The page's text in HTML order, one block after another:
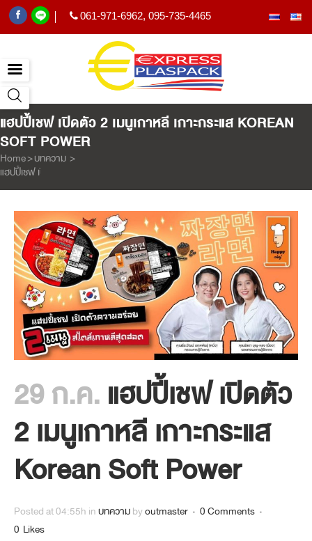
061-971-6962, 095-735-4465
แฮปปี้เชฟ เปิดตัว 2 เมนูเกาหลี เกาะกระแส KOREAN
SOFT POWER
Home>บทความ >
แฮปปี้เชฟ เปิดตัว 2 เมนูเกาหลี เกาะกระแส Korean Soft Power
29 ก.ค. แฮปปี้เชฟ เปิดตัว
2 เมนูเกาหลี เกาะกระแส
Korean Soft Power
Posted at 04:55h inบทความbyoutmaster
0 Comments
0 Likes